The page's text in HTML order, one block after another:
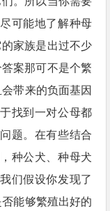
可能地了解种母
家族是出过不少
案那可不是个繁
带来的负面基因
找到一对公母都
题。在有些结合
种公犬、种母犬
们假设你发现了
能够繁殖出好的